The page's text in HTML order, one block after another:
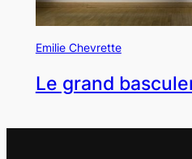
Emilie Chevrette
Le grand